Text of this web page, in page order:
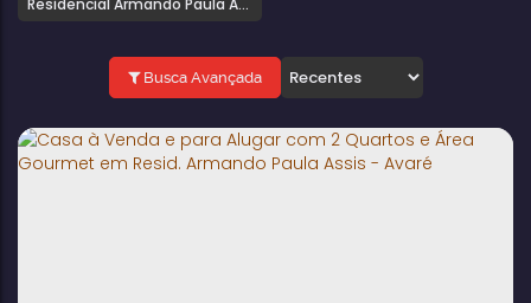
Residencial Armando Paula Assis
Busca Avançada